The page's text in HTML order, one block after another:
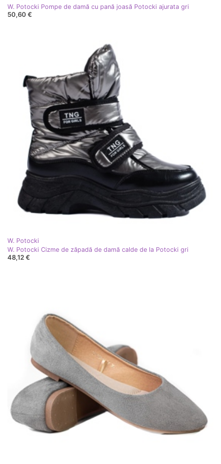
W. Potocki Pompe de damă cu pană joasă Potocki ajurata gri
50,60 €
W. Potocki
W. Potocki Cizme de zăpadă de damă calde de la Potocki gri
48,12 €